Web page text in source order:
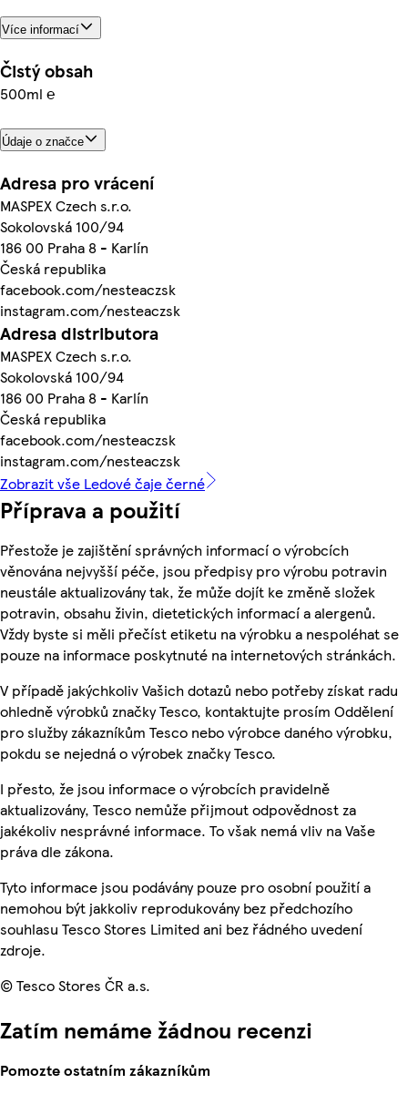
Více informací
Čistý obsah
500ml ℮
Údaje o značce
Adresa pro vrácení
MASPEX Czech s.r.o.
Sokolovská 100/94
186 00 Praha 8 - Karlín
Česká republika
facebook.com/nesteaczsk
instagram.com/nesteaczsk
Adresa distributora
MASPEX Czech s.r.o.
Sokolovská 100/94
186 00 Praha 8 - Karlín
Česká republika
facebook.com/nesteaczsk
instagram.com/nesteaczsk
Zobrazit vše Ledové čaje černé
Příprava a použití
Přestože je zajištění správných informací o výrobcích
věnována nejvyšší péče, jsou předpisy pro výrobu potravin
neustále aktualizovány tak, že může dojít ke změně složek
potravin, obsahu živin, dietetických informací a alergenů.
Vždy byste si měli přečíst etiketu na výrobku a nespoléhat se
pouze na informace poskytnuté na internetových stránkách.
V případě jakýchkoliv Vašich dotazů nebo potřeby získat radu
ohledně výrobků značky Tesco, kontaktujte prosím Oddělení
pro služby zákazníkům Tesco nebo výrobce daného výrobku,
pokdu se nejedná o výrobek značky Tesco.
I přesto, že jsou informace o výrobcích pravidelně
aktualizovány, Tesco nemůže přijmout odpovědnost za
jakékoliv nesprávné informace. To však nemá vliv na Vaše
práva dle zákona.
Tyto informace jsou podávány pouze pro osobní použití a
nemohou být jakkoliv reprodukovány bez předchozího
souhlasu Tesco Stores Limited ani bez řádného uvedení
zdroje.
© Tesco Stores ČR a.s.
Zatím nemáme žádnou recenzi
Pomozte ostatním zákazníkům